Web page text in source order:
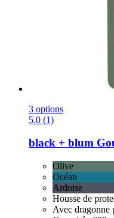
3 options
5.0 (1)
black + blum
Olive
Océan
Ardoise
Housse de
Avec dragonne